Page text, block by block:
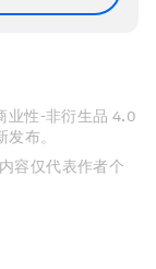
业性-非衍生品 4.0
布。
容仅代表作者个